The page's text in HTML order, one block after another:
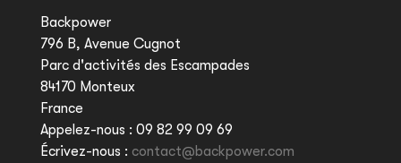
Backpower
796 B, Avenue Cugnot
Parc d'activités des Escampades
84170 Monteux
France
Appelez-nous : 09 82 99 09 69
Écrivez-nous : contact@backpower.com